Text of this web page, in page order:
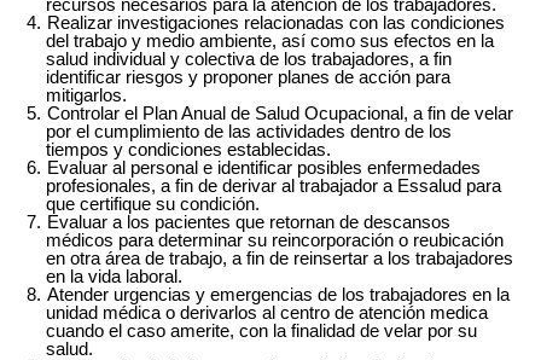
recursos necesarios para la atención de los trabajadores.
Realizar investigaciones relacionadas con las condiciones
del trabajo y medio ambiente, así como sus efectos en la
salud individual y colectiva de los trabajadores, a fin
identificar riesgos y proponer planes de acción para
mitigarlos.
Controlar el Plan Anual de Salud Ocupacional, a fin de velar
por el cumplimiento de las actividades dentro de los
tiempos y condiciones establecidas.
Evaluar al personal e identificar posibles enfermedades
profesionales, a fin de derivar al trabajador a Essalud para
que certifique su condición.
Evaluar a los pacientes que retornan de descansos
médicos para determinar su reincorporación o reubicación
en otra área de trabajo, a fin de reinsertar a los trabajadores
en la vida laboral.
Atender urgencias y emergencias de los trabajadores en la
unidad médica o derivarlos al centro de atención medica
cuando el caso amerite, con la finalidad de velar por su
salud.